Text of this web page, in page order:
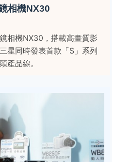
相機NX30
相機NX30，搭載高畫質影
星同時發表首款「S」系列
產品線。